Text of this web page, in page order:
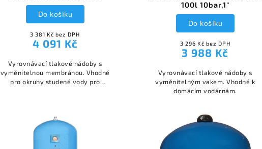
3 381 Kč bez DPH
4 091 Kč
Do košíku
Vyrovnávací tlakové nádoby s
vyměnitelnou membránou. Vhodné
pro okruhy studené vody pro
100l 10bar,1"
3 296 Kč bez DPH
3 988 Kč
Do košíku
Vyrovnávací tlakové nádoby s
vyměnitelným vakem. Vhodné k
domácím vodárnám.